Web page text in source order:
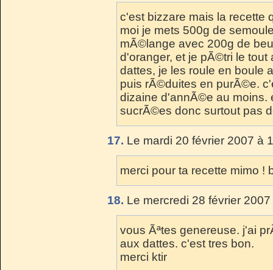
c'est bizzare mais la recette
moi je mets 500g de
mÃ©lange avec 200g de
d'oranger, et je pÃ©tri le
dattes, je les roule en boule
puis rÃ©duites en purÃ©e.
dizaine d'annÃ©e au
sucrÃ©es donc surtout pas
17. Le mardi 20 février 2007 à
merci pour ta recette mimo !
18. Le mercredi 28 février
vous Ãªtes genereuse. j'ai
aux dattes. c'est tres bon.
merci ktir